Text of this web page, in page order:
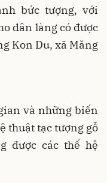
bức tượng, với
dân làng có được
Kon Du, xã Măng
và những biến
thuật tạc tượng gỗ
được các thế hệ